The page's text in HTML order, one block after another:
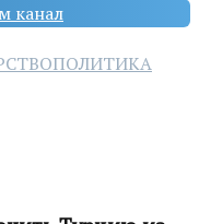
канал
ПОЛИТИКА